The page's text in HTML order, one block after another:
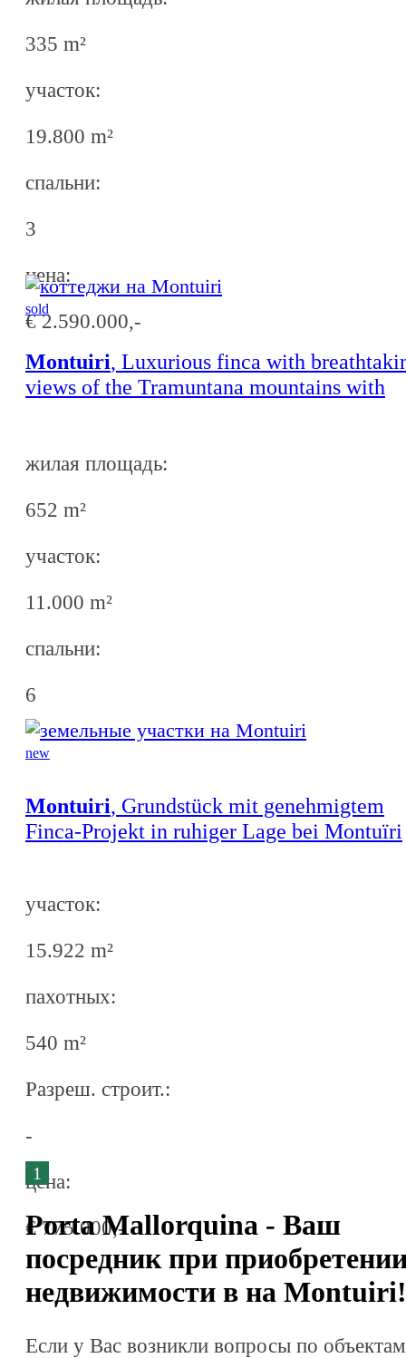
335 m²
участок:
19.800 m²
спальни:
3
ценa:
€ 2.590.000,-
sold
Montuiri, Luxurious finca with
views of the Tramuntana mountains with
жилая площадь:
652 m²
участок:
11.000 m²
спальни:
6
new
Montuiri, Grundstück mit genehmigtem
Finca-Projekt in ruhiger Lage bei Montuïri
участок:
15.922 m²
пахотных:
540 m²
Разреш. строит.:
-
ценa:
€ 775.000,-
1
Porta Mallorquina - Ваш
посредник при
недвижимости в на Montuiri!
Если у Вас возникли вопросы по